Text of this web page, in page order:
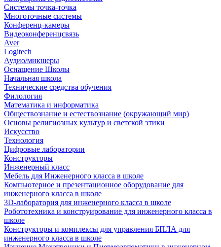
Системы точка-точка
Многоточные системы
Конференц-камеры
Видеоконференцсвязь
Aver
Logitech
Аудио/микшеры
Оснащение Школы
Начальная школа
Технические средства обучения
Филология
Математика и информатика
Обществознание и естествознание (окружающий мир)
Основы религиозных культур и светской этики
Искусство
Технология
Цифровые лаборатории
Конструкторы
Инженерный класс
Мебель для Инженерного класса в школе
Компьютерное и презентационное оборудование для
инженерного класса в школе
3D-лаборатория для инженерного класса в школе
Робототехника и конструирование для инженерного класса в
школе
Конструкторы и комплексы для управления БПЛА для
инженерного класса в школе